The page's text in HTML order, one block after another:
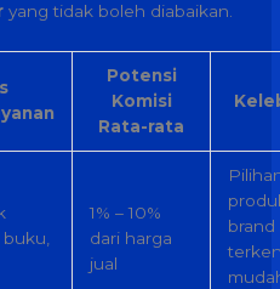
yang tidak boleh diabaikan.
Potensi
Komisi
Rata-rata
1% – 10%
dari harga
jual
brand